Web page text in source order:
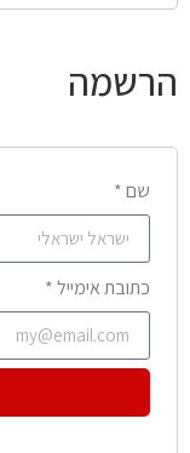
הרשמה
שם *
כתובת אימייל *